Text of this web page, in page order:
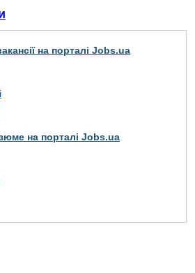
на порталі Jobs.ua
на порталі Jobs.ua